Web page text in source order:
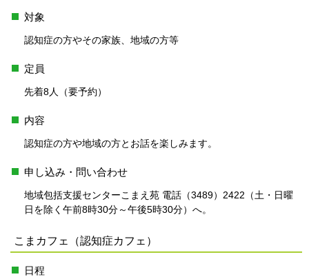
対象
認知症の方やその家族、地域の方等
定員
先着8人（要予約）
内容
認知症の方や地域の方とお話を楽しみます。
申し込み・問い合わせ
地域包括支援センターこまえ苑 電話（3489）2422（土・日曜
日を除く午前8時30分～午後5時30分）へ。
こまカフェ（認知症カフェ）
日程